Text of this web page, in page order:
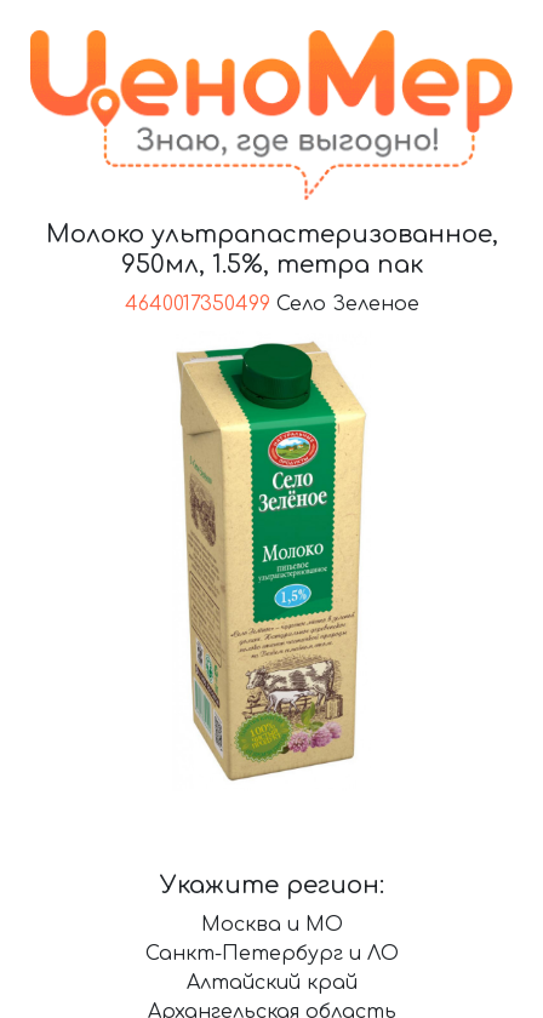
Молоко ультрапастеризованное,
950мл, 1.5%, тетра пак
4640017350499 Село Зеленое
Укажите регион:
Москва и МО
Санкт-Петербург и ЛО
Алтайский край
Архангельская область